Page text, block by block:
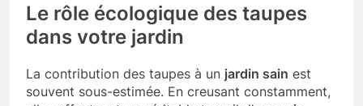
Le rôle écologique des taupes
dans votre jardin
La contribution des taupes à un jardin sain est
souvent sous-estimée. En creusant constamment,